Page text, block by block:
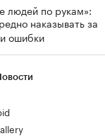
людей по рукам»:
наказывать за
ошибки